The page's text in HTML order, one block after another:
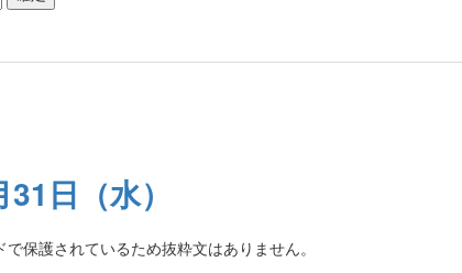
日（水）
保護されているため抜粋文はありません。